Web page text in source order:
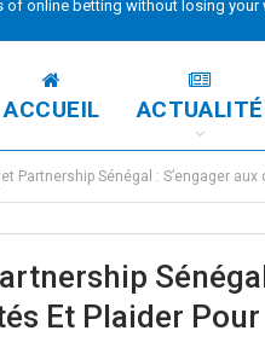
of online betting without losing your
ACCUEIL ACTUALITÉ
Partnership Sénégal : S’engager
Et Plaider